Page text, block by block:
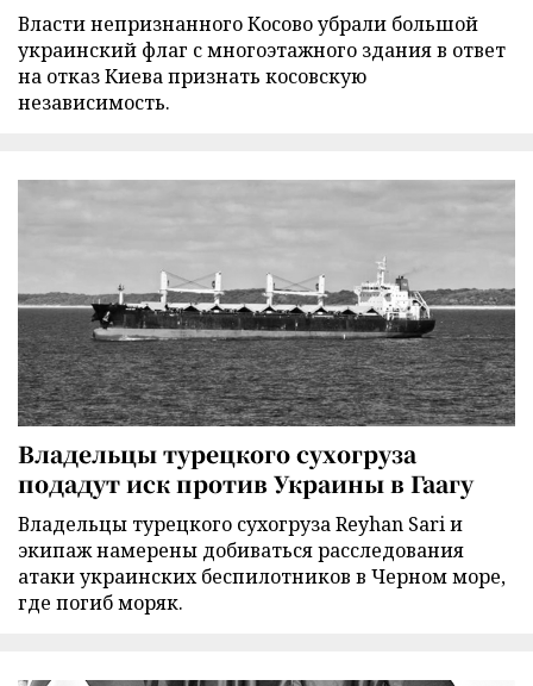
Власти непризнанного Косово убрали большой
украинский флаг с многоэтажного здания в ответ
на отказ Киева признать косовскую
независимость.
Владельцы турецкого сухогруза
подадут иск против Украины в Гаагу
Владельцы турецкого сухогруза Reyhan Sari и
экипаж намерены добиваться расследования
атаки украинских беспилотников в Черном море,
где погиб моряк.